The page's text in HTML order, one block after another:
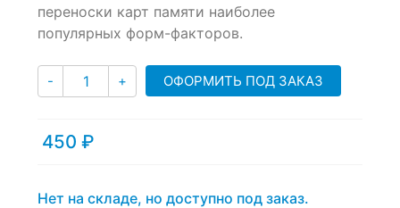
based
on
переноски карт памяти наиболее
популярных форм-факторов.
- Количество
+ ОФОРМИТЬ ПОД ЗАКАЗ
450 ₽
Нет на складе, но доступно под заказ.